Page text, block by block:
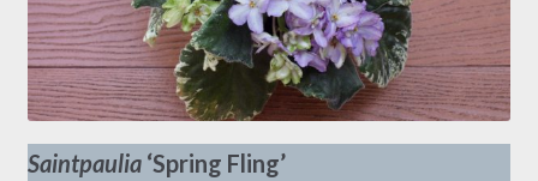
Saintpaulia‘Spring Fling’